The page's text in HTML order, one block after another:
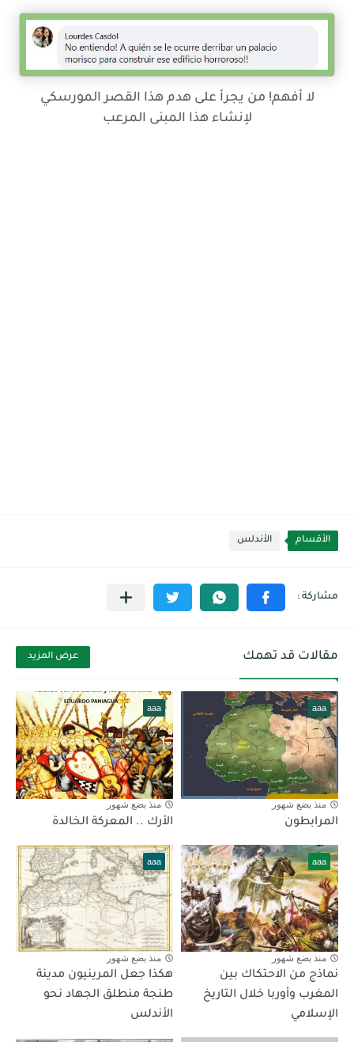
لا أفهم! من يجرأ على هدم هذا القصر المورسكي
لإنشاء هذا المبنى المرعب
الأقسام الأندلس
مقالات قد تهمك عرض المزيد
aaa
منذ بضع شهور
المرابطون
aaa
منذ بضع شهور
الأرك .. المعركة الخالدة
aaa
منذ بضع شهور
نماذج من الاحتكاك بين
المغرب وأوربا خلال التاريخ
الإسلامي
aaa
منذ بضع شهور
هكذا جعل المرينيون مدينة
طنجة منطلق الجهاد نحو
الأندلس